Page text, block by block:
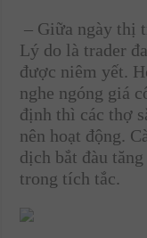
– Giữa ngày thị
Lý do là trader
được niêm yết.
nghe ngóng giá
định thì các thợ
nên hoạt động.
dịch bắt đàu
trong tích tắc.